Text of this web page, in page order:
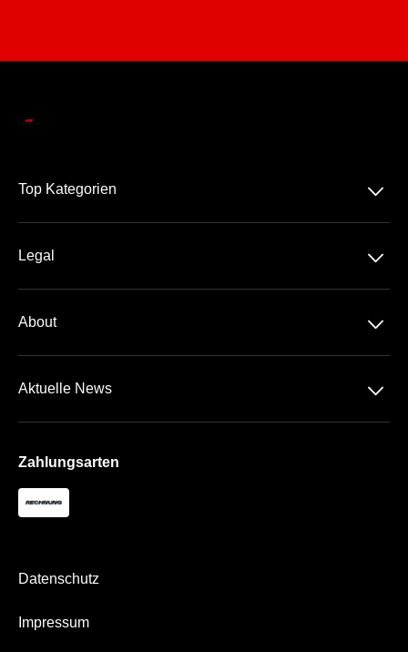
Top Kategorien 􀆈
Travel
Legal 􀆈
Impressum
About 􀆈
Aktuelle News 􀆈
Zahlungsarten
Datenschutz
Impressum